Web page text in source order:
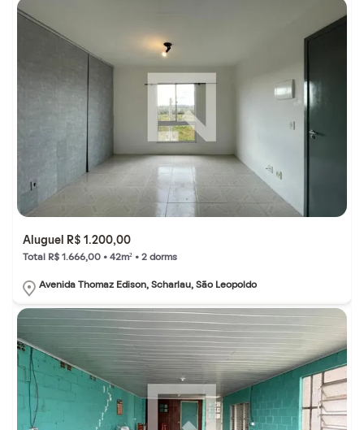
Aluguel R$ 1.200,00
Total R$ 1.666,00 • 42m² • 2 dorms
Avenida Thomaz Edison, Scharlau, São Leopoldo